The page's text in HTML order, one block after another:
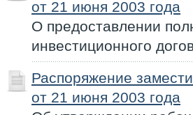
от 21 июня 2003 года
О предоставлении
инвестиционного
Распоряжение
от 21 июня 2003 года